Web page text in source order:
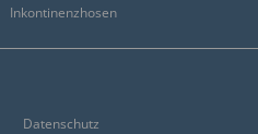
Inkontinenzhosen
Datenschutz